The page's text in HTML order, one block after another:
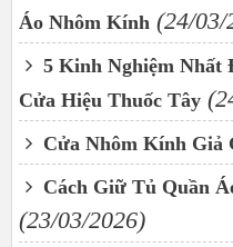
Áo Nhôm Kính (24/03/
5 Kinh Nghiệm
Cửa Hiệu Thuốc Tây
Cửa Nhôm Kính Giả
Cách Giữ Tủ Quần
(23/03/2026)